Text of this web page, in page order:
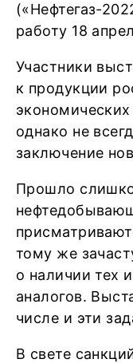
(«Нефтегаз-
работу 18
Участники
к продукции
однако не
заключение
Прошло
тому же
о наличии тех
аналогов.
числе и эти
В свете